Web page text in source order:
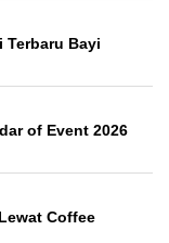
Terbaru Bayi
of Event 2026
Coffee